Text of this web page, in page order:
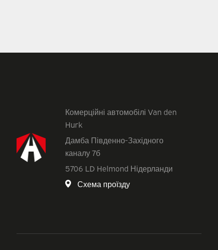
Комерційні автомобілі Van den
Hurk
Дамба Південно-Західного
каналу 7б
5706 LD Helmond Нідерланди
Схема проїзду